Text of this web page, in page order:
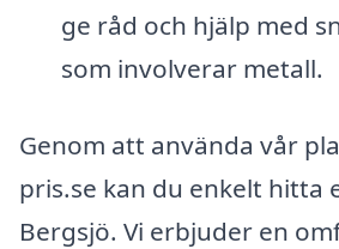
ge råd och hjälp med
som involverar metall.
Genom att använda vår
pris.se kan du enkelt hitta
Bergsjö. Vi erbjuder en